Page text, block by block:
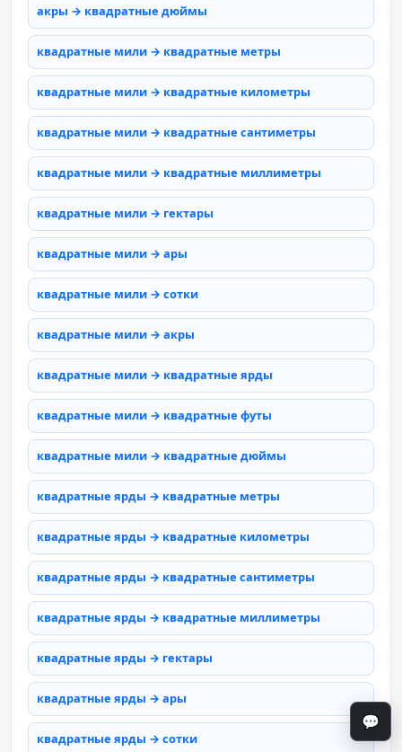
акры → квадратные дюймы
квадратные мили → квадратные метры
квадратные мили → квадратные километры
квадратные мили → квадратные сантиметры
квадратные мили → квадратные миллиметры
квадратные мили → гектары
квадратные мили → ары
квадратные мили → сотки
квадратные мили → акры
квадратные мили → квадратные ярды
квадратные мили → квадратные футы
квадратные мили → квадратные дюймы
квадратные ярды → квадратные метры
квадратные ярды → квадратные километры
квадратные ярды → квадратные сантиметры
квадратные ярды → квадратные миллиметры
квадратные ярды → гектары
квадратные ярды → ары
квадратные ярды → сотки
💬